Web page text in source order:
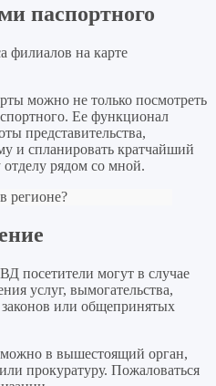
паспортного
филиалов на карте
можно не только посмотреть
Ее функционал
представительства,
и спланировать кратчайший
рядом со мной.
в регионе?
посетители могут в случае
услуг, вымогательства,
или общепринятых
в вышестоящий орган,
прокуратуру. Пожаловаться